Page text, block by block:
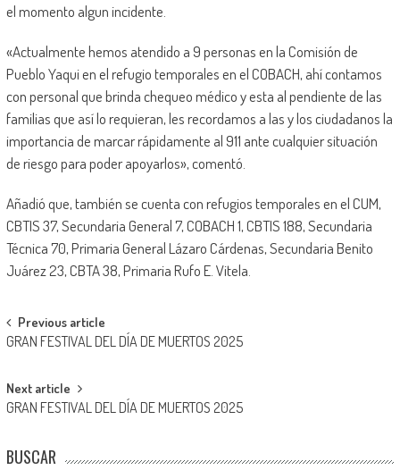
el momento algun incidente.
«Actualmente hemos atendido a 9 personas en la Comisión de
Pueblo Yaqui en el refugio temporales en el COBACH, ahí contamos
con personal que brinda chequeo médico y esta al pendiente de las
familias que así lo requieran, les recordamos a las y los ciudadanos la
importancia de marcar rápidamente al 911 ante cualquier situación
de riesgo para poder apoyarlos», comentó.
Añadió que, también se cuenta con refugios temporales en el CUM,
CBTIS 37, Secundaria General 7, COBACH 1, CBTIS 188, Secundaria
Técnica 70, Primaria General Lázaro Cárdenas, Secundaria Benito
Juárez 23, CBTA 38, Primaria Rufo E. Vitela.
Post
navigation
Previous article
GRAN FESTIVAL DEL DÍA DE MUERTOS 2025
Next article
GRAN FESTIVAL DEL DÍA DE MUERTOS 2025
BUSCAR